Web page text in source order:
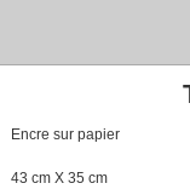
Encre sur papier
43 cm X 35 cm